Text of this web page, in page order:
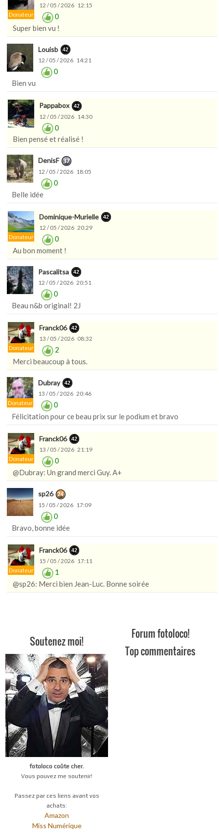
Donateur
12 / 05 / 2026 12:15
0
Super bien vu !
Louisb
12 / 05 / 2026 14:21
0
Bien vu
Pappabox
12 / 05 / 2026 14:30
0
Bien pensé et réalisé !
DenisF
12 / 05 / 2026 18:05
0
Belle idée
Donateur
Dominique-Murielle
12 / 05 / 2026 20:29
0
Au bon moment !
Pascalitsa
12 / 05 / 2026 20:51
0
Beau n&b original! 2J
Donateur
Franck06
13 / 05 / 2026 08:32
2
Merci beaucoup à tous.
Donateur
Dubray
13 / 05 / 2026 20:46
0
Félicitation pour ce beau prix sur le podium et bravo
Donateur
Franck06
13 / 05 / 2026 21:19
0
@Dubray: Un grand merci Guy. A+
sp26
15 / 05 / 2026 17:09
0
Bravo, bonne idée
Donateur
Franck06
15 / 05 / 2026 17:11
1
@sp26: Merci bien Jean-Luc. Bonne soirée
Soutenez moi!
fotoloco coûte cher.
Vous pouvez me soutenir!
Passez par ces liens avant vos
achats:
Amazon
Miss Numérique
Forum fotoloco!
Top commentaires